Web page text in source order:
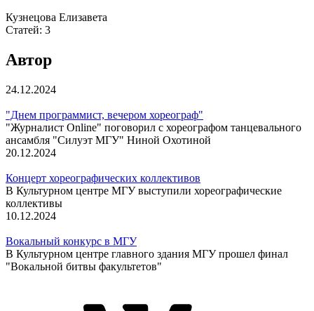
Кузнецова Елизавета
Статей: 3
Автор
24.12.2024
"Днем программист, вечером хореограф"
"Журналист Online" поговорил с хореографом танцевального
ансамбля "Силуэт МГУ" Ниной Охотиной
20.12.2024
Концерт хореографических коллективов
В Культурном центре МГУ выступили хореографические
коллективы
10.12.2024
Вокальный конкурс в МГУ
В Культурном центре главного здания МГУ прошел финал
"Вокальной битвы факультетов"